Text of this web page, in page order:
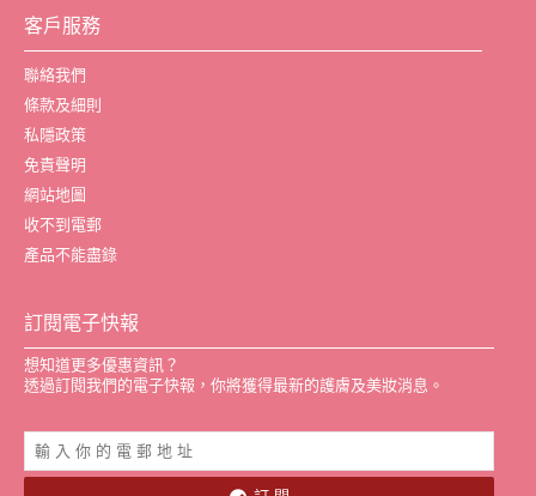
客戶服務
聯絡我們
條款及細則
私隱政策
免責聲明
網站地圖
收不到電郵
產品不能盡錄
訂閱電子快報
想知道更多優惠資訊？
透過訂閱我們的電子快報，你將獲得最新的護膚及美妝消息。